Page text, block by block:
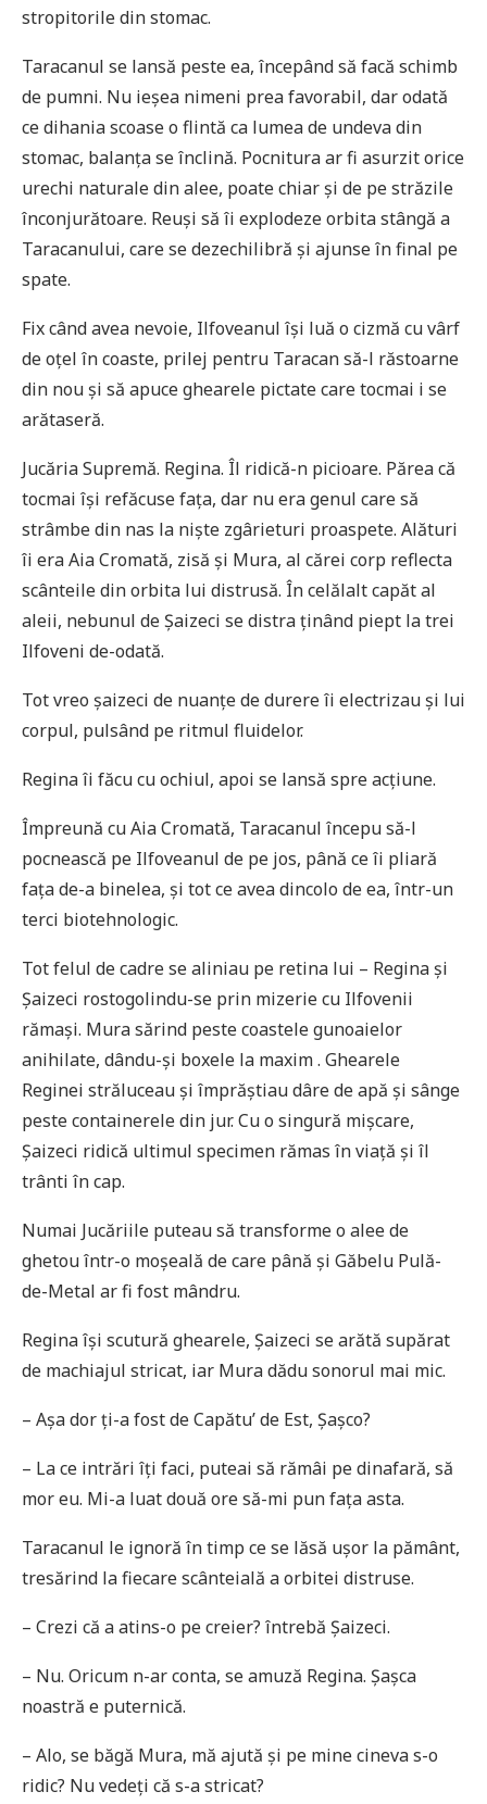
stropitorile din stomac.
Taracanul se lansă peste ea, începând să facă schimb
de pumni. Nu ieșea nimeni prea favorabil, dar odată
ce dihania scoase o flintă ca lumea de undeva din
stomac, balanța se înclină. Pocnitura ar fi asurzit orice
urechi naturale din alee, poate chiar și de pe străzile
înconjurătoare. Reuși să îi explodeze orbita stângă a
Taracanului, care se dezechilibră și ajunse în final pe
spate.
Fix când avea nevoie, Ilfoveanul își luă o cizmă cu vârf
de oțel în coaste, prilej pentru Taracan să-l răstoarne
din nou și să apuce ghearele pictate care tocmai i se
arătaseră.
Jucăria Supremă. Regina. Îl ridică-n picioare. Părea că
tocmai își refăcuse fața, dar nu era genul care să
strâmbe din nas la niște zgârieturi proaspete. Alături
îi era Aia Cromată, zisă și Mura, al cărei corp reflecta
scânteile din orbita lui distrusă. În celălalt capăt al
aleii, nebunul de Șaizeci se distra ținând piept la trei
Ilfoveni de-odată.
Tot vreo șaizeci de nuanțe de durere îi electrizau și lui
corpul, pulsând pe ritmul fluidelor.
Regina îi făcu cu ochiul, apoi se lansă spre acțiune.
Împreună cu Aia Cromată, Taracanul începu să-l
pocnească pe Ilfoveanul de pe jos, până ce îi pliară
fața de-a binelea, și tot ce avea dincolo de ea, într-un
terci biotehnologic.
Tot felul de cadre se aliniau pe retina lui – Regina și
Șaizeci rostogolindu-se prin mizerie cu Ilfovenii
rămași. Mura sărind peste coastele gunoaielor
anihilate, dându-și boxele la maxim . Ghearele
Reginei străluceau și împrăștiau dâre de apă și sânge
peste containerele din jur. Cu o singură mișcare,
Șaizeci ridică ultimul specimen rămas în viață și îl
trânti în cap.
Numai Jucăriile puteau să transforme o alee de
ghetou într-o moșeală de care până și Găbelu Pulă-
de-Metal ar fi fost mândru.
Regina își scutură ghearele, Șaizeci se arătă supărat
de machiajul stricat, iar Mura dădu sonorul mai mic.
– Așa dor ți-a fost de Capătu’ de Est, Șașco?
– La ce intrări îți faci, puteai să rămâi pe dinafară, să
mor eu. Mi-a luat două ore să-mi pun fața asta.
Taracanul le ignoră în timp ce se lăsă ușor la pământ,
tresărind la fiecare scânteială a orbitei distruse.
– Crezi că a atins-o pe creier? întrebă Șaizeci.
– Nu. Oricum n-ar conta, se amuză Regina. Șașca
noastră e puternică.
– Alo, se băgă Mura, mă ajută și pe mine cineva s-o
ridic? Nu vedeți că s-a stricat?